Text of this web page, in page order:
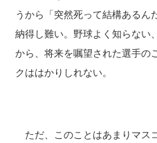
うから「突然死って結構あるん
納得し難い。野球よく知らない
から、将来を嘱望された選手の
クははかりしれない。
ただ、このことはあまりマス